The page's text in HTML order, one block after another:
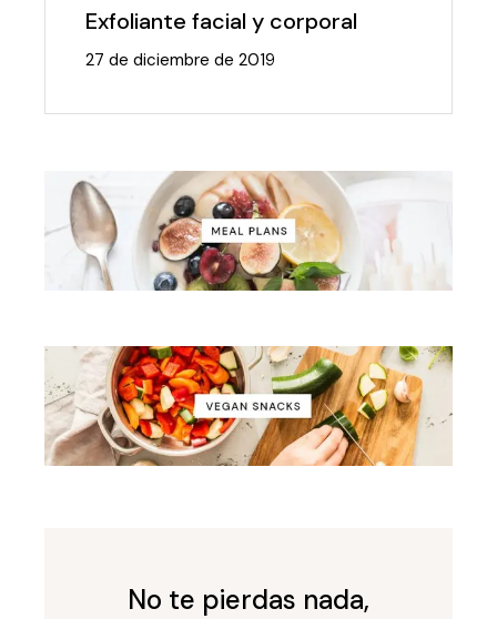
Exfoliante facial y corporal
27 de diciembre de 2019
No te pierdas nada,